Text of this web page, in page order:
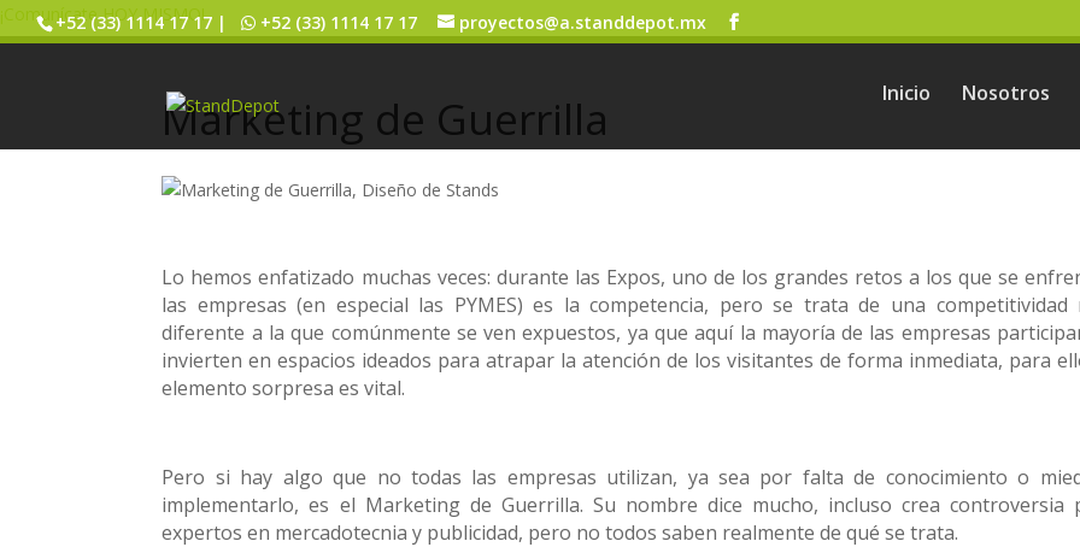
¡Comunícate HOY MISMO!
+52 (33) 1114 17 17 | +52 (33) 1114 17 17 proyectos@a.standdepot.mx
Inicio Nosotros
Marketing de Guerrilla
Lo hemos enfatizado muchas veces: durante las Expos, uno de los grandes retos a los que se
las empresas (en especial las PYMES) es la competencia, pero se trata de una competitividad
diferente a la que comúnmente se ven expuestos, ya que aquí la mayoría de las empresas
invierten en espacios ideados para atrapar la atención de los visitantes de forma inmediata, para
elemento sorpresa es vital.
Pero si hay algo que no todas las empresas utilizan, ya sea por falta de conocimiento o
implementarlo, es el Marketing de Guerrilla. Su nombre dice mucho, incluso crea controversia
expertos en mercadotecnia y publicidad, pero no todos saben realmente de qué se trata.